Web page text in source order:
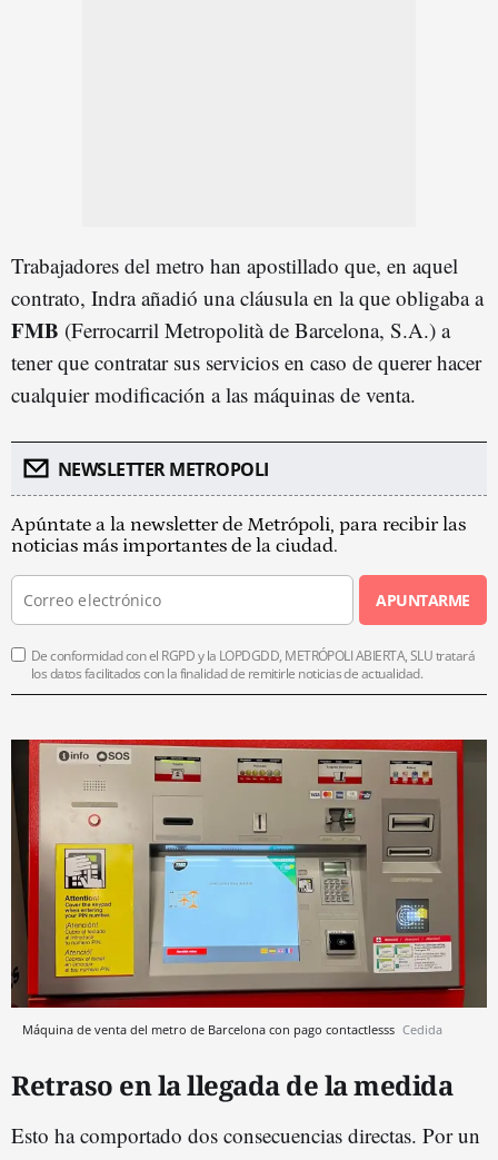
Trabajadores del metro han apostillado que, en aquel
contrato, Indra añadió una cláusula en la que obligaba a
FMB (Ferrocarril Metropolità de Barcelona, S.A.) a
tener que contratar sus servicios en caso de querer hacer
cualquier modificación a las máquinas de venta.
NEWSLETTER METROPOLI
Apúntate a la newsletter de Metrópoli, para recibir las
noticias más importantes de la ciudad.
APUNTARME
De conformidad con el RGPD y la LOPDGDD, METRÓPOLI ABIERTA, SLU tratará
los datos facilitados con la finalidad de remitirle noticias de actualidad.
Máquina de venta del metro de Barcelona con pago contactlesss Cedida
Retraso en la llegada de la medida
Esto ha comportado dos consecuencias directas. Por un